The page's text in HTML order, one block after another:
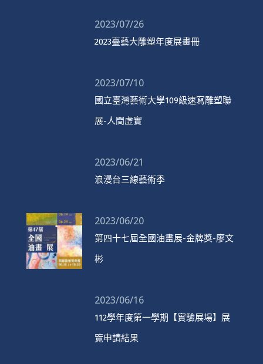
2023/07/26
2023臺藝大雕塑年度展畫冊
2023/07/10
國立臺灣藝術大學109級速寫雕塑聯
展-人間虛實
2023/06/21
浪漫台三線藝術季
2023/06/20
第四十七屆全國油畫展-金牌獎-廖文
彬
2023/06/16
112學年度第一學期【實驗展場】展
覽申請結果